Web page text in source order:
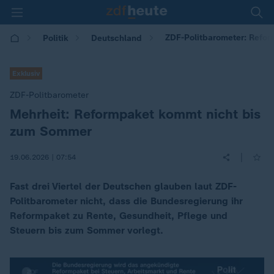
Politik Deutschland ZDF-Politbarometer:
Exklusiv
ZDF-Politbarometer
:Mehrheit: Reformpaket kommt nicht bis
zum Sommer
19.06.2026 | 07:54
Fast drei Viertel der Deutschen glauben laut ZDF-
Politbarometer nicht, dass die Bundesregierung ihr
Reformpaket zu Rente, Gesundheit, Pflege und
Steuern bis zum Sommer vorlegt.